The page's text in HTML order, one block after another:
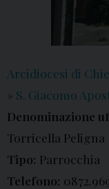
Arcidiocesi di
» S. Giacomo
Denominazione
Torricella Peligna
Tipo: Parrocchia
Telefono: